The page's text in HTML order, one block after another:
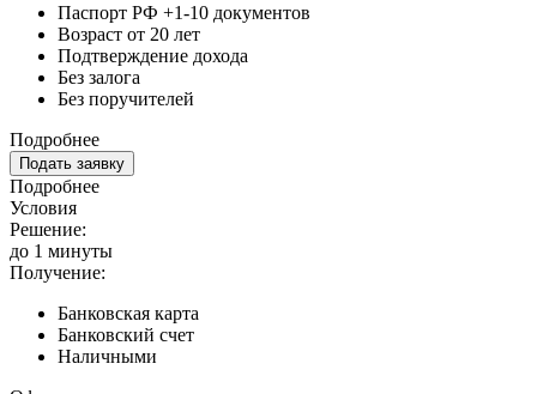
Паспорт РФ +1-10 документов
Возраст от 20 лет
Подтверждение дохода
Без залога
Без поручителей
Подробнее
Подать заявку
Подробнее
Условия
Решение:
до 1 минуты
Получение:
Банковская карта
Банковский счет
Наличными